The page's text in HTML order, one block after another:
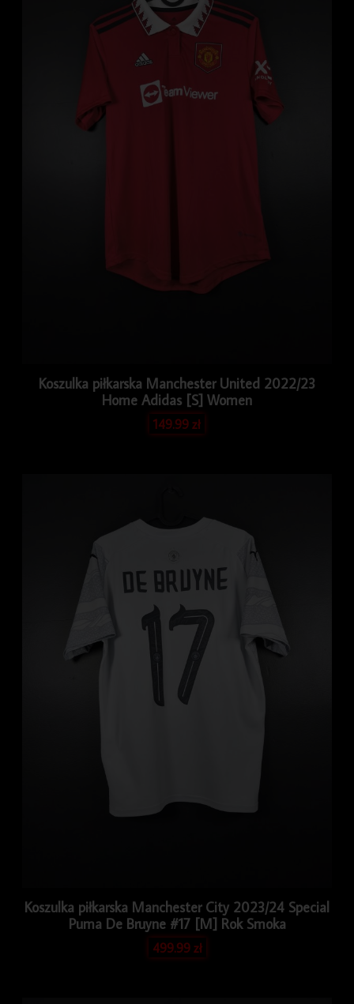
Koszulka piłkarska Manchester United 2022/23
Home Adidas [S] Women
149.99zł
Koszulka piłkarska Manchester City 2023/24 Special
Puma De Bruyne #17 [M] Rok Smoka
499.99zł